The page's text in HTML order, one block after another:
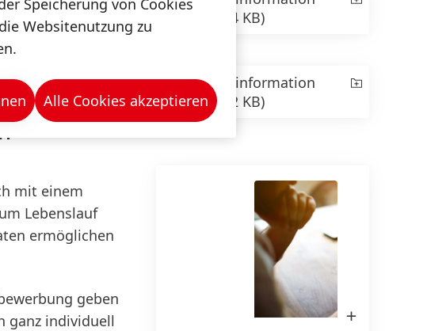
150 Jahre Henkel
ziel­gerichtet zu gestalten. Erfahre,
wie wir Wandel als Chance nutzen
und Inno­vation, Nachhaltigkeit &
Ver­ant­wor­tung voran­treiben, um
eine bessere Zukunft zu schaffen.
mit einem
Lebenslauf
ermöglichen
geben
ganz individuell
(102,54 KB)
Presseinformation
(104,12 KB)
in
Websitenutzung zu
Alle Cookies akzeptieren